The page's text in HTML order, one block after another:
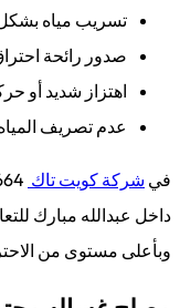
تسريب مياه بشكل
صدور رائحة
اهتزاز شديد أو
عدم تصريف المياه
في شركة كويت تاك
داخل عبدالله مبارك
وبأعلى مستوى من